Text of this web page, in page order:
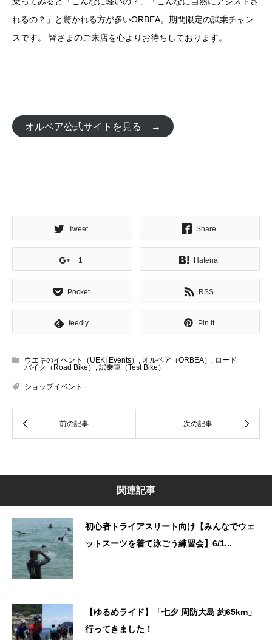
れるの？」と驚かれる方が多いORBEA。期間限定の試乗チャン
スです。 皆さまのご来店を心よりお待ちしております。
オルベア公式サイトを見る →
Tweet Share
+1 Hatena
Pocket RSS
feedly Pin it
ウエキのイベント（UEKI Events） , オルベア（ORBEA） , ロード
バイク（Road Bike） , 試乗車（Test Bike）
ショップイベント
関連記事
初心者トライアスリート向け【みんなでウェ
ットスーツを着て泳ごう練習会】6/1...
【ゆるめライド】「七夕 周防大島 約65km」
行ってきました！